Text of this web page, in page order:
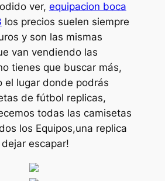
ver, equipacion boca
los precios suelen siempre
y son las mismas
van vendiendo las
tienes que buscar más,
el lugar donde podrás
de fútbol replicas,
todas las camisetas
los Equipos,una replica
escapar!